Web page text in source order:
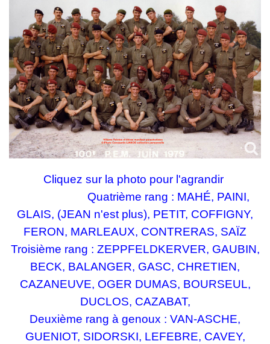
Cliquez sur la photo pour l'agrandir
Quatrième rang : MAHÉ, PAINI,
GLAIS, (JEAN n'est plus), PETIT, COFFIGNY,
FERON, MARLEAUX, CONTRERAS, SAÏZ
Troisième rang : ZEPPFELDKERVER, GAUBIN,
BECK, BALANGER, GASC, CHRETIEN,
CAZANEUVE, OGER DUMAS, BOURSEUL,
DUCLOS, CAZABAT,
Deuxième rang à genoux : VAN-ASCHE,
GUENIOT, SIDORSKI, LEFEBRE, CAVEY,